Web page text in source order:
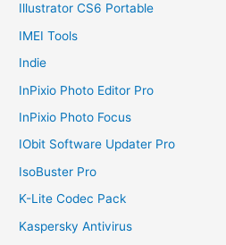
Illustrator CS6 Portable
IMEI Tools
Indie
InPixio Photo Editor Pro
InPixio Photo Focus
IObit Software Updater Pro
IsoBuster Pro
K-Lite Codec Pack
Kaspersky Antivirus